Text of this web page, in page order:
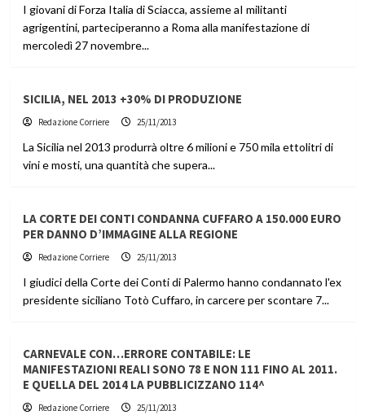
I giovani di Forza Italia di Sciacca, assieme aI militanti
agrigentini, parteciperanno a Roma alla manifestazione di
mercoledì 27 novembre...
SICILIA, NEL 2013 +30% DI PRODUZIONE
Redazione Corriere 25/11/2013
La Sicilia nel 2013 produrrà oltre 6 milioni e 750 mila ettolitri di
vini e mosti, una quantità che supera...
LA CORTE DEI CONTI CONDANNA CUFFARO A 150.000 EURO
PER DANNO D’IMMAGINE ALLA REGIONE
Redazione Corriere 25/11/2013
I giudici della Corte dei Conti di Palermo hanno condannato l'ex
presidente siciliano Totò Cuffaro, in carcere per scontare 7...
CARNEVALE CON…ERRORE CONTABILE: LE
MANIFESTAZIONI REALI SONO 78 E NON 111 FINO AL 2011.
E QUELLA DEL 2014 LA PUBBLICIZZANO 114^
Redazione Corriere 25/11/2013